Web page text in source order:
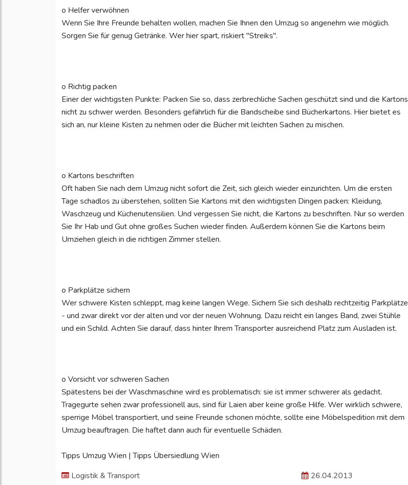
o Helfer verwöhnen
Wenn Sie Ihre Freunde behalten wollen, machen Sie Ihnen den Umzug so angenehm wie möglich.
Sorgen Sie für genug Getränke. Wer hier spart, riskiert "Streiks".
o Richtig packen
Einer der wichtigsten Punkte: Packen Sie so, dass zerbrechliche Sachen geschützt sind und die Kartons
nicht zu schwer werden. Besonders gefährlich für die Bandscheibe sind Bücherkartons. Hier bietet es
sich an, nur kleine Kisten zu nehmen oder die Bücher mit leichten Sachen zu mischen.
o Kartons beschriften
Oft haben Sie nach dem Umzug nicht sofort die Zeit, sich gleich wieder einzurichten. Um die ersten
Tage schadlos zu überstehen, sollten Sie Kartons mit den wichtigsten Dingen packen: Kleidung,
Waschzeug und Küchenutensilien. Und vergessen Sie nicht, die Kartons zu beschriften. Nur so werden
Sie Ihr Hab und Gut ohne großes Suchen wieder finden. Außerdem können Sie die Kartons beim
Umziehen gleich in die richtigen Zimmer stellen.
o Parkplätze sichern
Wer schwere Kisten schleppt, mag keine langen Wege. Sichern Sie sich deshalb rechtzeitig Parkplätze
- und zwar direkt vor der alten und vor der neuen Wohnung. Dazu reicht ein langes Band, zwei Stühle
und ein Schild. Achten Sie darauf, dass hinter Ihrem Transporter ausreichend Platz zum Ausladen ist.
o Vorsicht vor schweren Sachen
Spätestens bei der Waschmaschine wird es problematisch: sie ist immer schwerer als gedacht.
Tragegurte sehen zwar professionell aus, sind für Laien aber keine große Hilfe. Wer wirklich schwere,
sperrige Möbel transportiert, und seine Freunde schonen möchte, sollte eine Möbelspedition mit dem
Umzug beauftragen. Die haftet dann auch für eventuelle Schäden.
Tipps Umzug Wien | Tipps Übersiedlung Wien
Logistik & Transport
26.04.2013